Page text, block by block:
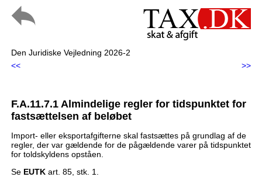
Den Juridiske Vejledning 2026-2
<<
>>
F.A.11.7.1 Almindelige regler for tidspunktet for
fastsættelsen af beløbet
Import- eller eksportafgifterne skal fastsættes på grundlag af de
regler, der var gældende for de pågældende varer på tidspunktet
for toldskyldens opståen.
Se EUTKart. 85, stk. 1.